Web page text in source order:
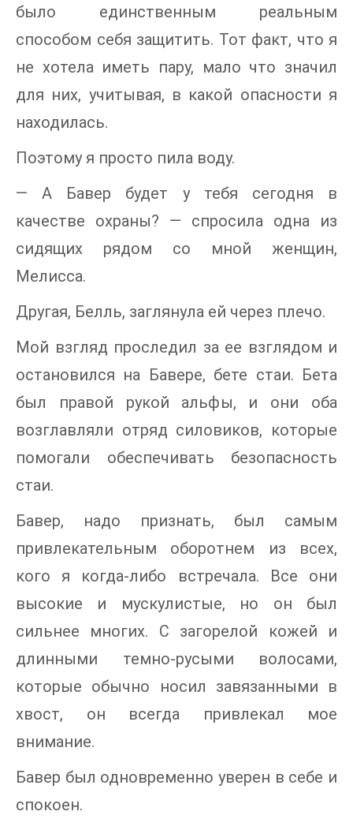
было единственным реальным
способом себя защитить. Тот факт, что я
не хотела иметь пару, мало что значил
для них, учитывая, в какой опасности я
находилась.
Поэтому я просто пила воду.
— А Бавер будет у тебя сегодня в
качестве охраны? — спросила одна из
сидящих рядом со мной женщин,
Мелисса.
Другая, Белль, заглянула ей через плечо.
Мой взгляд проследил за ее взглядом и
остановился на Бавере, бете стаи. Бета
был правой рукой альфы, и они оба
возглавляли отряд силовиков, которые
помогали обеспечивать безопасность
стаи.
Бавер, надо признать, был самым
привлекательным оборотнем из всех,
кого я когда-либо встречала. Все они
высокие и мускулистые, но он был
сильнее многих. С загорелой кожей и
длинными темно-русыми волосами,
которые обычно носил завязанными в
хвост, он всегда привлекал мое
внимание.
Бавер был одновременно уверен в себе и
спокоен.